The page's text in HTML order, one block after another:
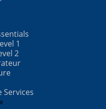
1
2
Services